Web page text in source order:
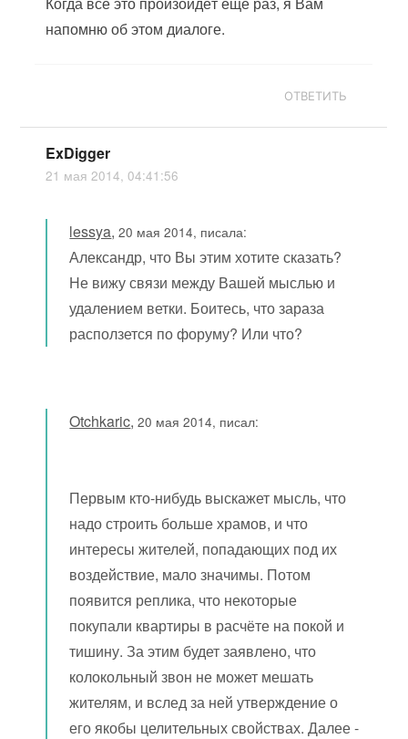
напомню об этом диалоге.
ОТВЕТИТЬ
ExDigger
21 мая 2014, 04:41:56
lessya,20 мая 2014, писала:
Александр, что Вы этим хотите сказать?
Не вижу связи между Вашей мыслью и
удалением ветки. Боитесь, что зараза
расползется по форуму? Или что?
Otchkaric,20 мая 2014, писал:
Первым кто-нибудь выскажет мысль, что
надо строить больше храмов, и что
интересы жителей, попадающих под их
воздействие, мало значимы. Потом
появится реплика, что некоторые
покупали квартиры в расчёте на покой и
тишину. За этим будет заявлено, что
колокольный звон не может мешать
жителям, и вслед за ней утверждение о
его якобы целительных свойствах. Далее -